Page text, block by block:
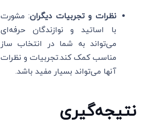
نظرات و تجربیات دیگران: مشورت
با اساتید و نوازندگان حرفه‌ای
می‌تواند به شما در انتخاب ساز
مناسب کمک کند.تجربیات و نظرات
آنها می‌تواند بسیار مفید باشد.
نتیجه‌گیری